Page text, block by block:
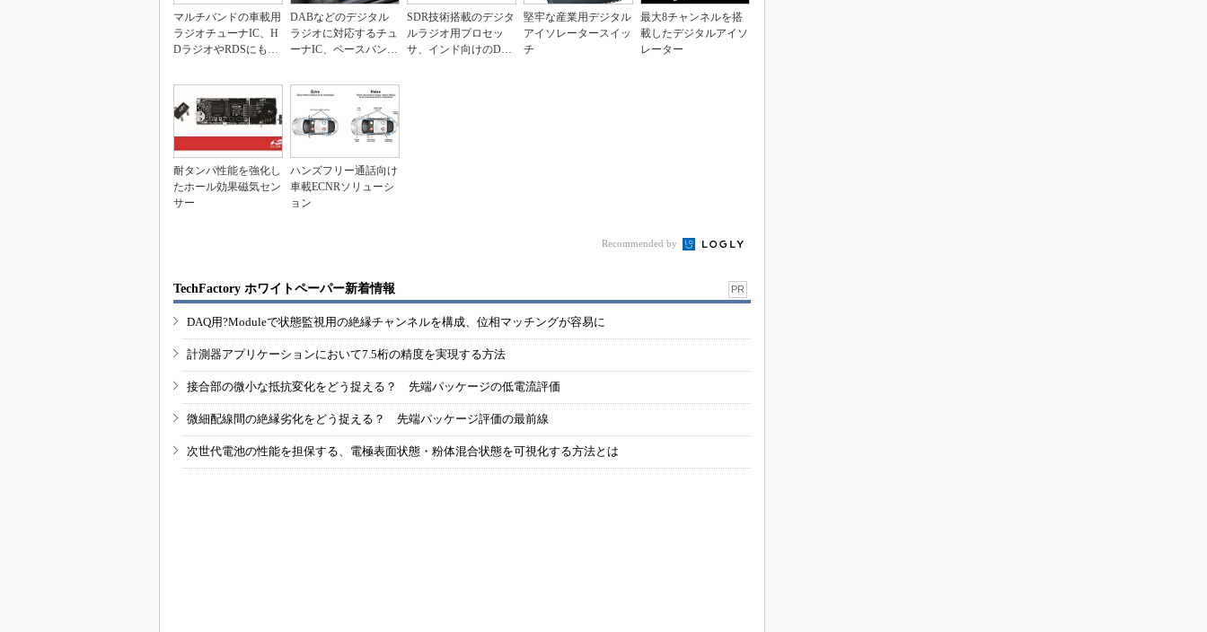
マルチバンドの車載用
ラジオチューナIC、H
DラジオやRDSにも対
DABなどのデジタル
ラジオに対応するチュ
ーナIC、ベースバンド
SDR技術搭載のデジタ
ルラジオ用プロセッ
サ、インド向けのDR
堅牢な産業用デジタル
アイソレータースイッ
チ
最大8チャンネルを搭
載したデジタルアイソ
レーター
耐タンパ性能を強化し
たホール効果磁気セン
サー
ハンズフリー通話向け
車載ECNRソリューシ
ョン
Recommended by
TechFactory ホワイトペーパー新着情報 PR
DAQ用?Moduleで状態監視用の絶縁チャンネルを構成、位相マッチングが容易に
計測器アプリケーションにおいて7.5桁の精度を実現する方法
接合部の微小な抵抗変化をどう捉える？ 先端パッケージの低電流評価
微細配線間の絶縁劣化をどう捉える？ 先端パッケージ評価の最前線
次世代電池の性能を担保する、電極表面状態・粉体混合状態を可視化する方法とは